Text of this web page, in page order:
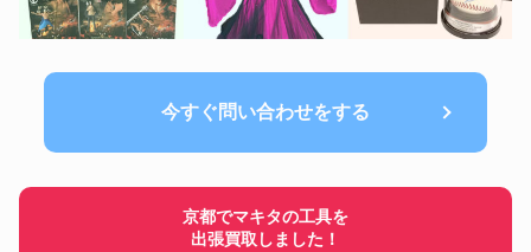
今すぐ問い合わせをする
京都でマキタの工具を
出張買取しました！